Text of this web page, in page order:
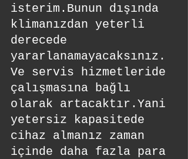
isterim.Bunun dışında
klimanızdan yeterli
derecede
yararlanamayacaksınız.
Ve servis hizmetleride
çalışmasına bağlı
olarak artacaktır.Yani
yetersiz kapasitede
cihaz almanız zaman
içinde daha fazla para